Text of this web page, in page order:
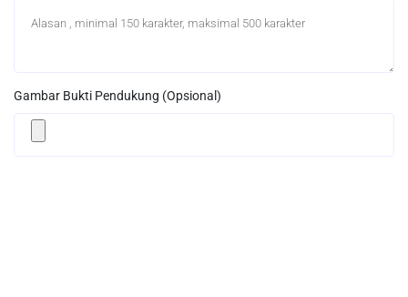
Gambar Bukti Pendukung (Opsional)